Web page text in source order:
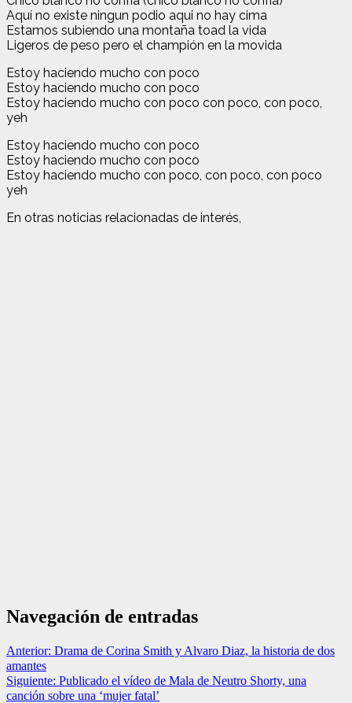
Aquí no existe ningun podio aqui no hay cima
Estamos subiendo una montaña toad la vida
Ligeros de peso pero el champión en la movida
Estoy haciendo mucho con poco
Estoy haciendo mucho con poco
Estoy haciendo mucho con poco con poco, con poco,
yeh
Estoy haciendo mucho con poco
Estoy haciendo mucho con poco
Estoy haciendo mucho con poco, con poco, con poco
yeh
En otras noticias relacionadas de interés,
Navegación de entradas
Anterior: Drama de Corina Smith y Alvaro Diaz, la historia de dos
amantes
Siguiente: Publicado el vídeo de Mala de Neutro Shorty, una
canción sobre una ‘mujer fatal’